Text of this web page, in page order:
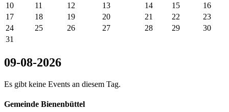
10
11 12 13 14 15
16
17
18 19 20 21 22
23
24
25 26 27 28 29
30
31
09-08-2026
Es gibt keine Events an diesem Tag.
Gemeinde Bienenbüttel